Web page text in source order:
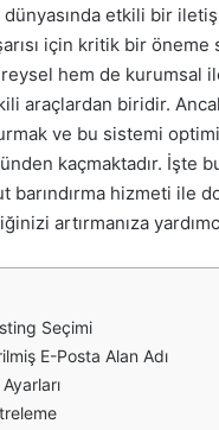
etkili bir
için kritik bir öneme
hem de kurumsal
araçlardan biridir.
ve bu sistemi
kaçmaktadır. İşte
barındırma hizmeti ile
artırmanıza
Seçimi
E-Posta Alan Adı